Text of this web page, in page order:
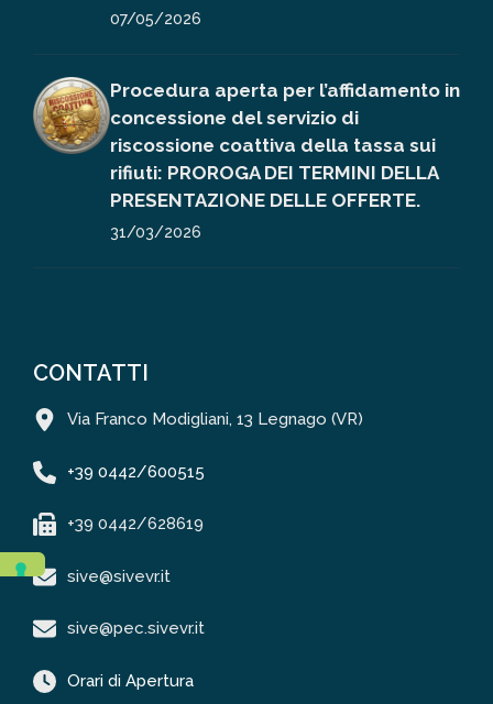
07/05/2026
Procedura aperta per l’affidamento in
concessione del servizio di
riscossione coattiva della tassa sui
rifiuti: PROROGA DEI TERMINI DELLA
PRESENTAZIONE DELLE OFFERTE.
31/03/2026
CONTATTI
Via Franco Modigliani, 13 Legnago (VR)
+39 0442/600515
+39 0442/628619
sive@sivevr.it
sive@pec.sivevr.it
Orari di Apertura